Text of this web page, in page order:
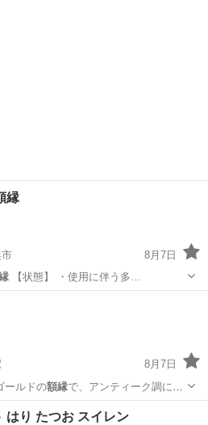
縁
8月7日
【状態】 ・使用に伴う多…
雑貨/小物
8月7日
ールドの額縁で、アンティーク調に見
インテリア雑貨/小物
はり たつお スイレン